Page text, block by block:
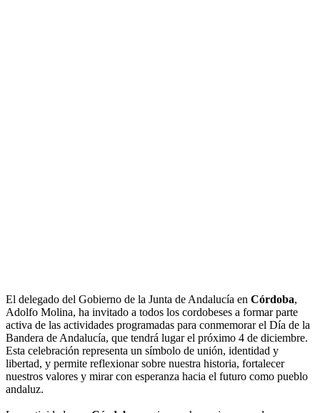
El delegado del Gobierno de la Junta de Andalucía en Córdoba,
Adolfo Molina, ha invitado a todos los cordobeses a formar parte
activa de las actividades programadas para conmemorar el Día de la
Bandera de Andalucía, que tendrá lugar el próximo 4 de diciembre.
Esta celebración representa un símbolo de unión, identidad y
libertad, y permite reflexionar sobre nuestra historia, fortalecer
nuestros valores y mirar con esperanza hacia el futuro como pueblo
andaluz.